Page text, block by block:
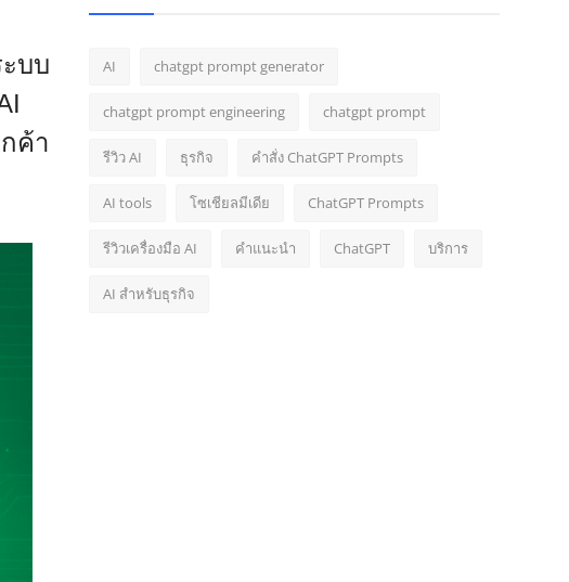
บบ
ค้า
AI chatgpt prompt generator
chatgpt prompt engineering chatgpt prompt
รีวิว AI ธุรกิจ คำสั่ง ChatGPT Prompts
AI tools โซเชียลมีเดีย ChatGPT Prompts
รีวิวเครื่องมือ AI คำแนะนำ ChatGPT บริการ
AI สำหรับธุรกิจ